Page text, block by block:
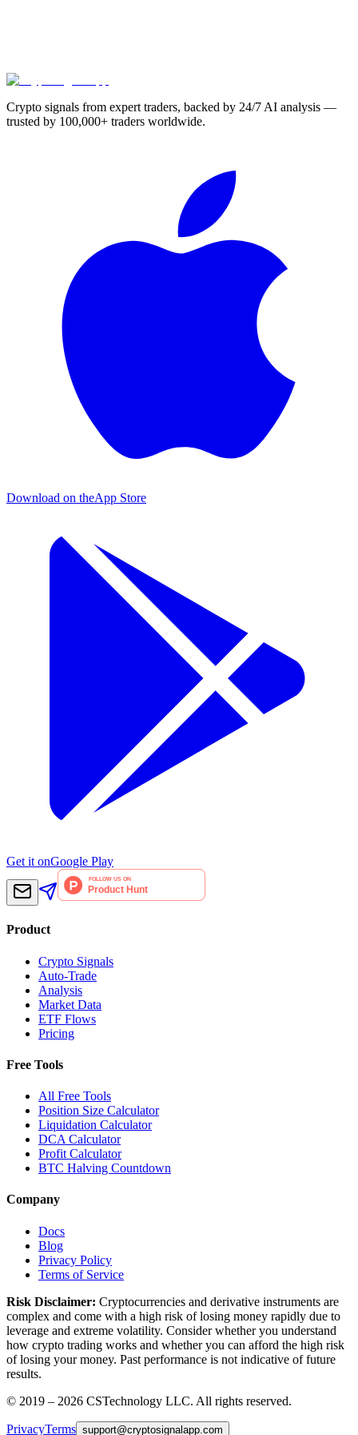
Crypto signals from expert traders, backed by 24/7 AI analysis —
trusted by 100,000+ traders worldwide.
Download on theApp Store
Get it onGoogle Play
Product
Crypto Signals
Auto-Trade
Analysis
Market Data
ETF Flows
Pricing
Free Tools
All Free Tools
Position Size Calculator
Liquidation Calculator
DCA Calculator
Profit Calculator
BTC Halving Countdown
Company
Docs
Blog
Privacy Policy
Terms of Service
Risk Disclaimer: Cryptocurrencies and derivative instruments are
complex and come with a high risk of losing money rapidly due to
leverage and extreme volatility. Consider whether you understand
how crypto trading works and whether you can afford the high risk
of losing your money. Past performance is not indicative of future
results.
© 2019 – 2026 CSTechnology LLC. All rights reserved.
PrivacyTerms support@cryptosignalapp.com